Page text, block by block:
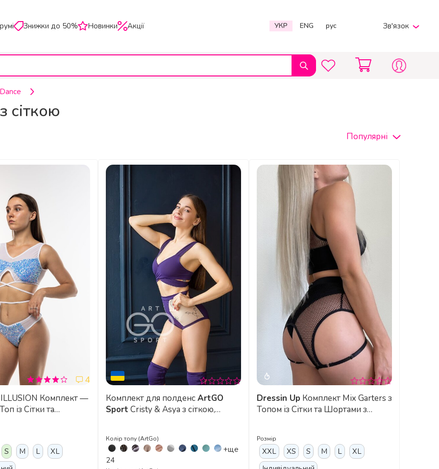
Знижки до 50% Новинки Акції УКР ENG рус Зв'язок
Telegram
сіткою
Популярні
4
із Сітки та
S M L
XL
Комплект для полденсArtGO
Sport Cristy & Asya з сіткою,
Колір топу (ArtGo)
+ще
24
Dressin Up
Топом із Сітки та Шортами з
Розмір
XXL XS S M L
XL